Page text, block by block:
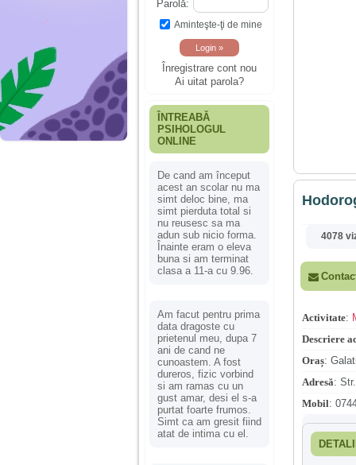
Parolă:
Aminteşte-ţi de mine
Înregistrare cont nou
Ai uitat parola?
ÎNTREABĂ
PSIHOLOGUL
ONLINE
De cand am început
acest an scolar nu ma
simt deloc bine, ma
simt pierduta total si
nu reusesc sa ma
adun sub nicio forma.
Înainte eram o eleva
buna si am terminat
clasa a 11-a cu 9.96.
Am facut pentru prima
data dragoste cu
prietenul meu, dupa 7
ani de cand ne
cunoastem. A fost
dureros, fizic vorbind
si am ramas cu un
gust amar, desi el s-a
purtat foarte frumos.
Simt ca am gresit fiind
atat de intima cu el.
4078
Activitate:
Descriere
Oraș:
Adresă:
Mobil: